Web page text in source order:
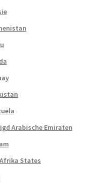
Arabische Emiraten
States